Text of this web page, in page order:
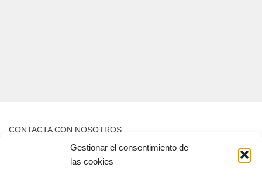
Gestionar el consentimiento de
las cookies
CONTACTA CON NOSOTROS